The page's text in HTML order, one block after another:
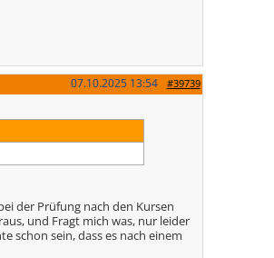
#39739
07.10.2025 13:54
der Prüfung nach den Kursen
und Fragt mich was, nur leider
schon sein, dass es nach einem